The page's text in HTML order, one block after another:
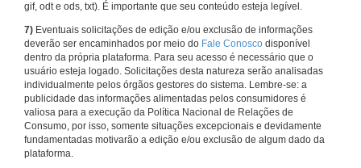
gif, odt e ods, txt). É importante que seu conteúdo esteja legível.
7) Eventuais solicitações de edição e/ou exclusão de informações
deverão ser encaminhados por meio do Fale Conosco disponível
dentro da própria plataforma. Para seu acesso é necessário que o
usuário esteja logado. Solicitações desta natureza serão analisadas
individualmente pelos órgãos gestores do sistema. Lembre-se: a
publicidade das informações alimentadas pelos consumidores é
valiosa para a execução da Política Nacional de Relações de
Consumo, por isso, somente situações excepcionais e devidamente
fundamentadas motivarão a edição e/ou exclusão de algum dado da
plataforma.